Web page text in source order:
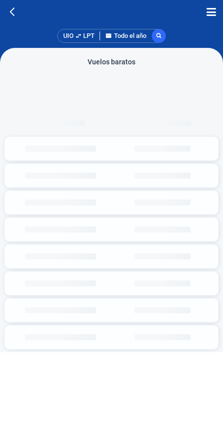
UIO LPT Todo el año
Vuelos baratos